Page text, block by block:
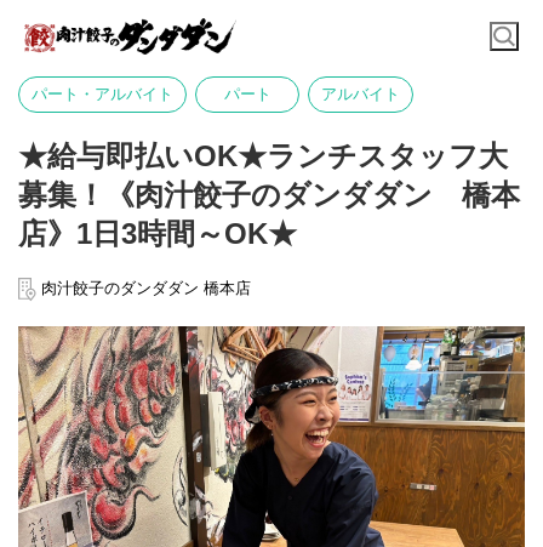
パート・アルバイト パート アルバイト
★給与即払いOK★ランチスタッフ大
募集！《肉汁餃子のダンダダン 橋本
店》1日3時間～OK★
肉汁餃子のダンダダン 橋本店